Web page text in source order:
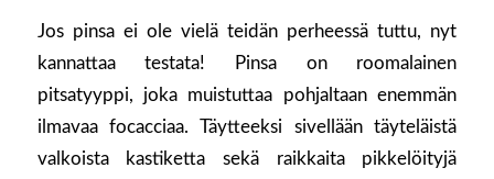
Jos pinsa ei ole vielä teidän perheessä tuttu, nyt
kannattaa testata! Pinsa on roomalainen
pitsatyyppi, joka muistuttaa pohjaltaan enemmän
ilmavaa focacciaa. Täytteeksi sivellään täyteläistä
valkoista kastiketta sekä raikkaita pikkelöityjä